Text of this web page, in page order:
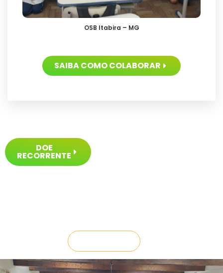
SAIBA COMO COLABORAR
OSB Itabira – MG
DOE
RECORRENTE